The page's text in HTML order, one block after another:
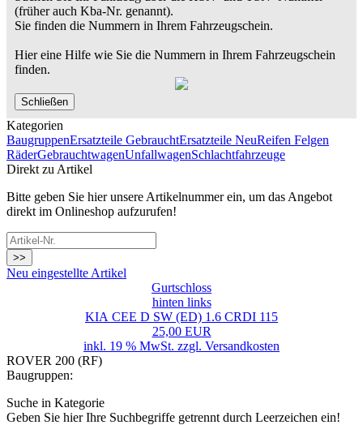
(früher auch Kba-Nr. genannt).
Sie finden die Nummern in Ihrem Fahrzeugschein.
Hier eine Hilfe wie Sie die Nummern in Ihrem Fahrzeugschein
finden.
Schließen
Kategorien
BaugruppenErsatzteile GebrauchtErsatzteile NeuReifen Felgen
RäderGebrauchtwagenUnfallwagenSchlachtfahrzeuge
Direkt zu Artikel
Bitte geben Sie hier unsere Artikelnummer ein, um das Angebot
direkt im Onlineshop aufzurufen!
>>
Neu eingestellte Artikel
Gurtschloss
hinten links
KIA CEE D SW (ED) 1.6 CRDI 115
25,00 EUR
inkl. 19 % MwSt. zzgl. Versandkosten
ROVER 200 (RF)
Baugruppen:
Suche in Kategorie
Geben Sie hier Ihre Suchbegriffe getrennt durch Leerzeichen ein!